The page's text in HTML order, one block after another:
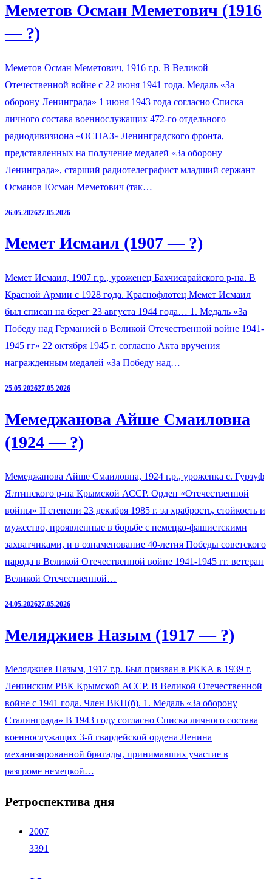
Меметов Осман Меметович (1916
— ?)
Меметов Осман Меметович, 1916 г.р. В Великой
Отечественной войне с 22 июня 1941 года. Медаль «За
оборону Ленинграда» 1 июня 1943 года согласно Списка
личного состава военнослужащих 472-го отдельного
радиодивизиона «ОСНАЗ» Ленинградского фронта,
представленных на получение медалей «За оборону
Ленинграда», старший радиотелеграфист младший сержант
Османов Юсман Меметович (так…
26.05.202627.05.2026
Мемет Исмаил (1907 — ?)
Мемет Исмаил, 1907 г.р., уроженец Бахчисарайского р-на. В
Красной Армии с 1928 года. Краснофлотец Мемет Исмаил
был списан на берег 23 августа 1944 года… 1. Медаль «За
Победу над Германией в Великой Отечественной войне 1941-
1945 гг» 22 октября 1945 г. согласно Акта вручения
награжденным медалей «За Победу над…
25.05.202627.05.2026
Мемеджанова Айше Смаиловна
(1924 — ?)
Мемеджанова Айше Смаиловна, 1924 г.р., уроженка с. Гурзуф
Ялтинского р-на Крымской АССР. Орден «Отечественной
войны» II степени 23 декабря 1985 г. за храбрость, стойкость и
мужество, проявленные в борьбе с немецко-фашистскими
захватчиками, и в ознаменование 40-летия Победы советского
народа в Великой Отечественной войне 1941-1945 гг. ветеран
Великой Отечественной…
24.05.202627.05.2026
Меляджиев Назым (1917 — ?)
Меляджиев Назым, 1917 г.р. Был призван в РККА в 1939 г.
Ленинским РВК Крымской АССР. В Великой Отечественной
войне с 1941 года. Член ВКП(б). 1. Медаль «За оборону
Сталинграда» В 1943 году согласно Списка личного состава
военнослужащих 3-й гвардейской ордена Ленина
механизированной бригады, принимавших участие в
разгроме немецкой…
Ретроспектива дня
2007
3391